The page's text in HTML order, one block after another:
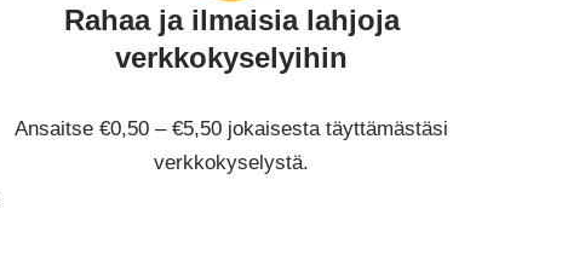
Rahaa ja ilmaisia lahjoja
verkkokyselyihin
Ansaitse €0,50 – €5,50 jokaisesta täyttämästäsi
verkkokyselystä.